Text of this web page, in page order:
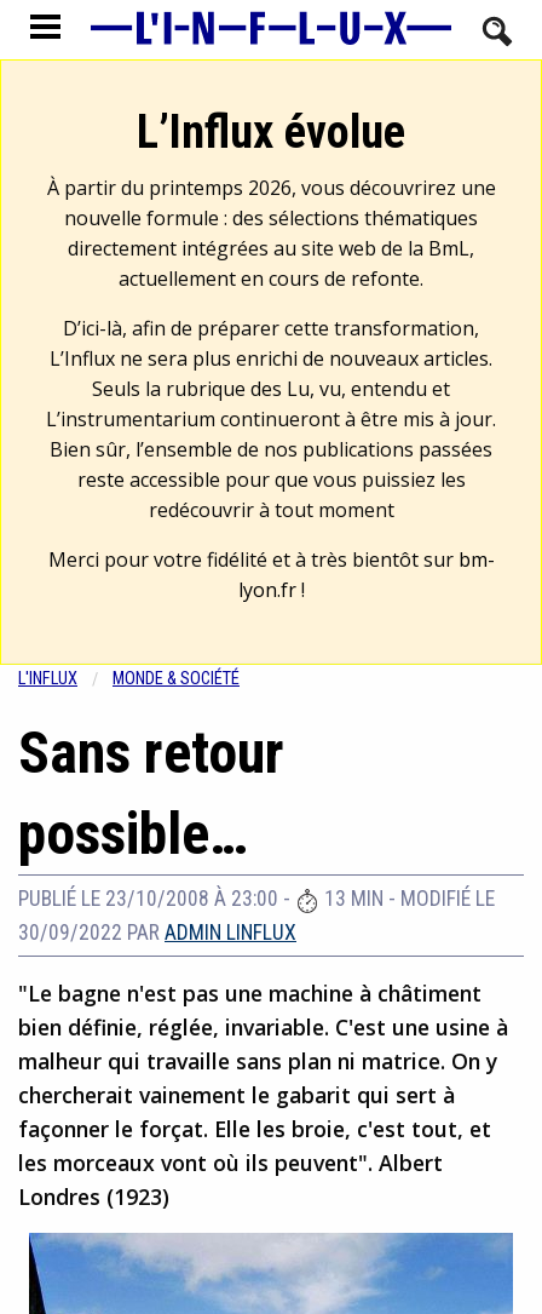
L’Influx évolue
À partir du printemps 2026, vous découvrirez une
nouvelle formule : des sélections thématiques
directement intégrées au site web de la BmL,
actuellement en cours de refonte.
D’ici-là, afin de préparer cette transformation,
L’Influx ne sera plus enrichi de nouveaux articles.
Seuls la rubrique des Lu, vu, entendu et
L’instrumentarium continueront à être mis à jour.
Bien sûr, l’ensemble de nos publications passées
reste accessible pour que vous puissiez les
redécouvrir à tout moment
Merci pour votre fidélité et à très bientôt sur bm-
lyon.fr!
L'INFLUX MONDE & SOCIÉTÉ
Sans retour
possible…
PUBLIÉ LE 23/10/2008 À 23:00 - 13 MIN - MODIFIÉ LE
30/09/2022 PAR ADMIN LINFLUX
"Le bagne n'est pas une machine à châtiment
bien définie, réglée, invariable. C'est une usine à
malheur qui travaille sans plan ni matrice. On y
chercherait vainement le gabarit qui sert à
façonner le forçat. Elle les broie, c'est tout, et
les morceaux vont où ils peuvent". Albert
Londres (1923)